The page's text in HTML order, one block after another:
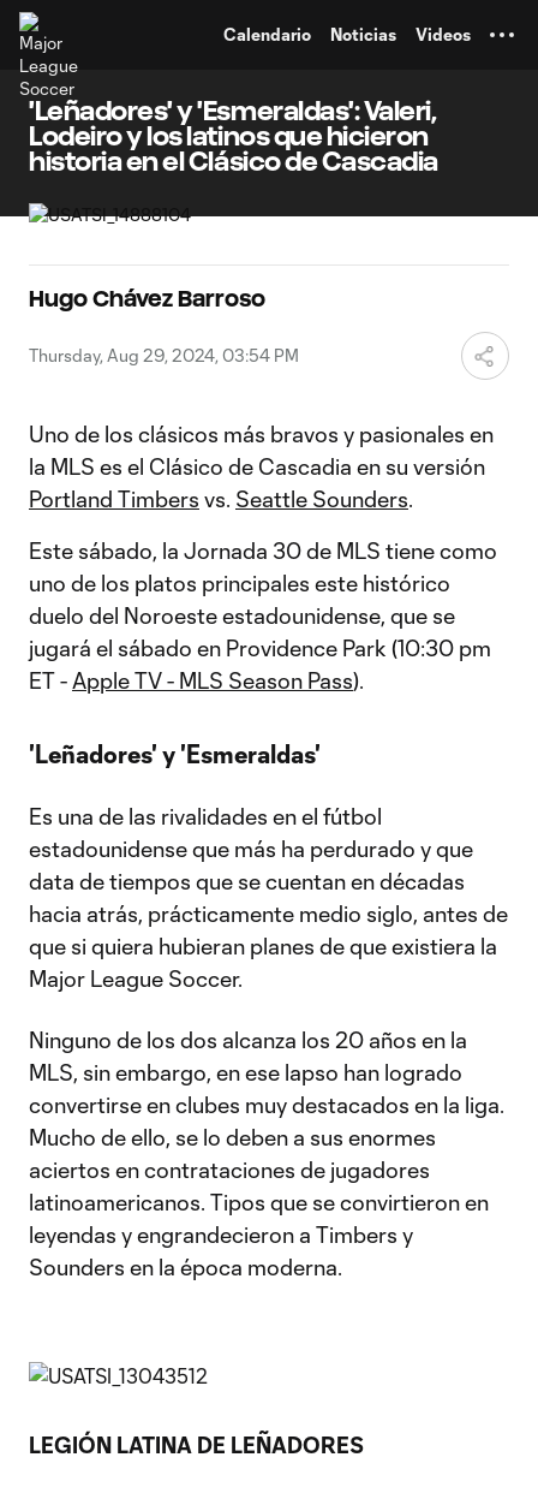
Calendario Noticias Videos
'Leñadores' y 'Esmeraldas': Valeri,
Lodeiro y los latinos que hicieron
historia en el Clásico de Cascadia
Hugo Chávez Barroso
Thursday, Aug 29, 2024, 03:54 PM
Uno de los clásicos más bravos y pasionales en
la MLS es el Clásico de Cascadia en su versión
Portland Timbers vs. Seattle Sounders.
Este sábado, la Jornada 30 de MLS tiene como
uno de los platos principales este histórico
duelo del Noroeste estadounidense, que se
jugará el sábado en Providence Park (10:30 pm
ET - Apple TV - MLS Season Pass).
'Leñadores' y 'Esmeraldas'
Es una de las rivalidades en el fútbol
estadounidense que más ha perdurado y que
data de tiempos que se cuentan en décadas
hacia atrás, prácticamente medio siglo, antes de
que si quiera hubieran planes de que existiera la
Major League Soccer.
Ninguno de los dos alcanza los 20 años en la
MLS, sin embargo, en ese lapso han logrado
convertirse en clubes muy destacados en la liga.
Mucho de ello, se lo deben a sus enormes
aciertos en contrataciones de jugadores
latinoamericanos. Tipos que se convirtieron en
leyendas y engrandecieron a Timbers y
Sounders en la época moderna.
LEGIÓN LATINA DE LEÑADORES